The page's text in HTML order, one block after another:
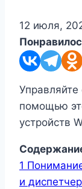
12 июля,
помощью
устройств
1
и